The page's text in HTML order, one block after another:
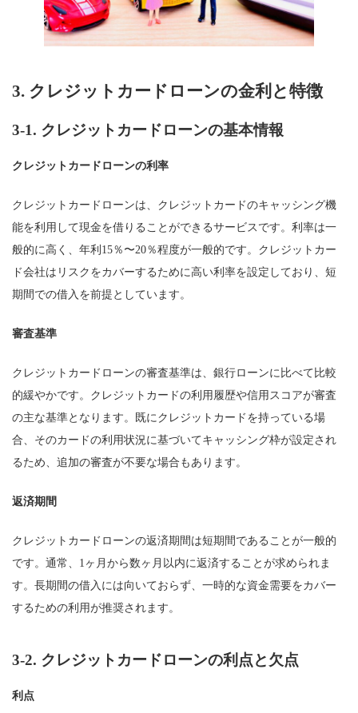
3. クレジットカードローンの金利と特徴
3-1. クレジットカードローンの基本情報
クレジットカードローンの利率
クレジットカードローンは、クレジットカードのキャッシング機
能を利用して現金を借りることができるサービスです。利率は一
般的に高く、年利15％〜20％程度が一般的です。クレジットカー
ド会社はリスクをカバーするために高い利率を設定しており、短
期間での借入を前提としています。
審査基準
クレジットカードローンの審査基準は、銀行ローンに比べて比較
的緩やかです。クレジットカードの利用履歴や信用スコアが審査
の主な基準となります。既にクレジットカードを持っている場
合、そのカードの利用状況に基づいてキャッシング枠が設定され
るため、追加の審査が不要な場合もあります。
返済期間
クレジットカードローンの返済期間は短期間であることが一般的
です。通常、1ヶ月から数ヶ月以内に返済することが求められま
す。長期間の借入には向いておらず、一時的な資金需要をカバー
するための利用が推奨されます。
3-2. クレジットカードローンの利点と欠点
利点